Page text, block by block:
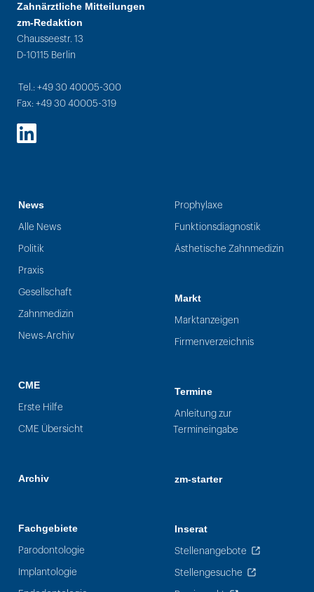
Zahnärztliche Mitteilungen
zm-Redaktion
Chausseestr. 13
D-10115 Berlin
Tel.: +49 30 40005-300
Fax: +49 30 40005-319
LinkedIn
News
Alle News
Politik
Praxis
Gesellschaft
Zahnmedizin
News-Archiv
CME
Erste Hilfe
CME Übersicht
Archiv
Fachgebiete
Parodontologie
Implantologie
Prophylaxe
Funktionsdiagnostik
Ästhetische Zahnmedizin
Markt
Marktanzeigen
Firmenverzeichnis
Termine
Anleitung zur
Termineingabe
zm-starter
Inserat
Stellenangebote
Stellengesuche